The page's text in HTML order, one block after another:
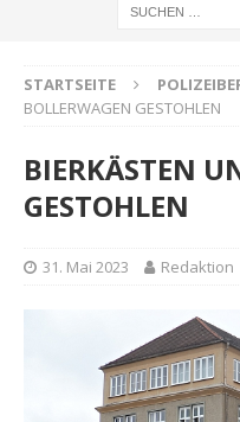
STARTSEITE
BOLLERWAGEN GESTOHLEN
BIERKÄSTEN
GESTOHLEN
31. Mai 2023 Redaktion